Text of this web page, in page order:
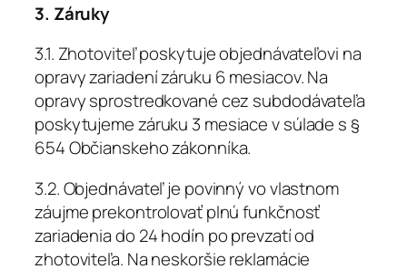
3. Záruky
3.1. Zhotoviteľ poskytuje objednávateľovi na
opravy zariadení záruku 6 mesiacov. Na
opravy sprostredkované cez subdodávateľa
poskytujeme záruku 3 mesiace v súlade s §
654 Občianskeho zákonníka.
3.2. Objednávateľ je povinný vo vlastnom
záujme prekontrolovať plnú funkčnosť
zariadenia do 24 hodín po prevzatí od
zhotoviteľa. Na neskoršie reklamácie